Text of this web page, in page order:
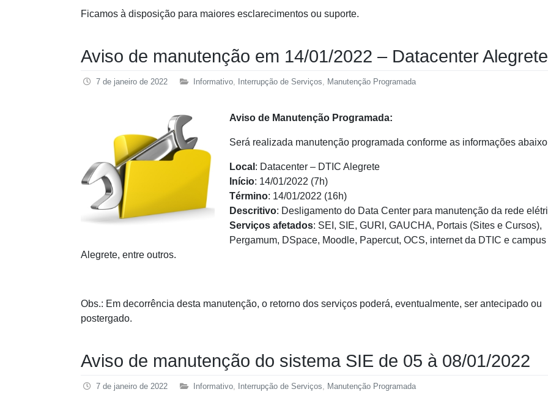
Ficamos à disposição para maiores esclarecimentos ou suporte.
Aviso de manutenção em 14/01/2022 – Datacenter Alegrete
7 de janeiro de 2022 Informativo Interrupção de Serviços Manutenção Programada
Aviso de Manutenção Programada:
Será realizada manutenção programada conforme as informações
Local : Datacenter – DTIC Alegrete
Início: 14/01/2022 (7h)
Término: 14/01/2022 (16h)
Descritivo: Desligamento do Data Center para manutenção da rede
Serviços afetados: SEI, SIE, GURI, GAUCHA, Portais (Sites e Cursos),
Pergamum, DSpace, Moodle, Papercut, OCS, internet da DTIC e campus
Alegrete, entre outros.
Obs.: Em decorrência desta manutenção, o retorno dos serviços poderá, eventualmente, ser antecipado ou
postergado.
Aviso de manutenção do sistema SIE de 05 à 08/01/2022
7 de janeiro de 2022 Informativo Interrupção de Serviços Manutenção Programada